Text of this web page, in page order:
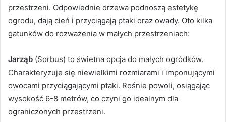
przestrzeni. Odpowiednie drzewa podnoszą estetykę
ogrodu, dają cień i przyciągają ptaki oraz owady. Oto kilka
gatunków do rozważenia w małych przestrzeniach:
Jarząb (Sorbus) to świetna opcja do małych ogródków.
Charakteryzuje się niewielkimi rozmiarami i imponującymi
owocami przyciągającymi ptaki. Rośnie powoli, osiągając
wysokość 6-8 metrów, co czyni go idealnym dla
ograniczonych przestrzeni.